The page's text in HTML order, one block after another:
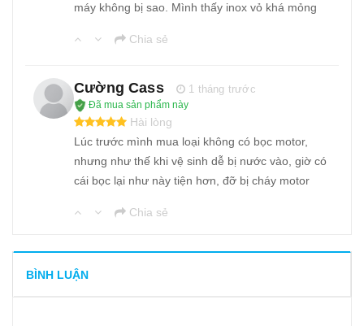
máy không bị sao. Mình thấy inox vỏ khá mỏng
Chia sẻ
Cường Cass
1 tháng trước
Đã mua sản phẩm này
Hài lòng
Lúc trước mình mua loại không có bọc motor,
nhưng như thế khi vệ sinh dễ bị nước vào, giờ có
cái bọc lại như này tiện hơn, đỡ bị cháy motor
Chia sẻ
BÌNH LUẬN